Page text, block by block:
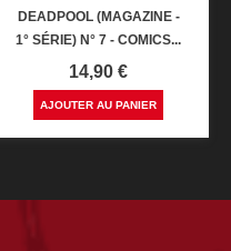
DEADPOOL (MAGAZINE -
1° SÉRIE) N° 7 - COMICS...
Prix
14,90 €
AJOUTER AU PANIER